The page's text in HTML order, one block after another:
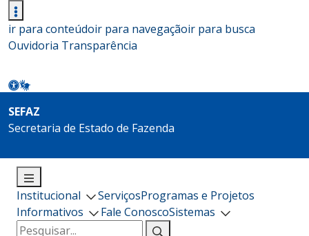
ir para conteúdoir para navegaçãoir para busca
Ouvidoria Transparência
SEFAZ
Secretaria de Estado de Fazenda
Institucional ServiçosProgramas e Projetos
Informativos
Fale ConoscoSistemas
Pesquisar